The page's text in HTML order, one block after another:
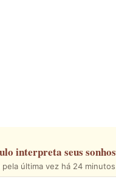
interpreta seus sonhos
última vez há 24 minutos